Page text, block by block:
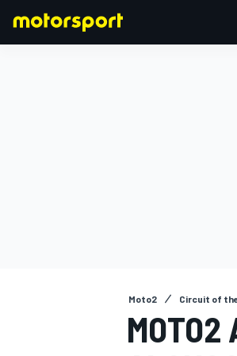
Moto2 Circuit of
MOTO2